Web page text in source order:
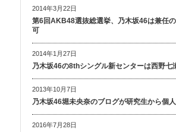
2014年3月22日
第6回AKB48選抜総選挙、乃木坂46は兼任
可
2014年1月27日
乃木坂46の8thシングル新センターは西野七
2013年10月7日
乃木坂46堀未央奈のブログが研究生から個
2016年7月28日